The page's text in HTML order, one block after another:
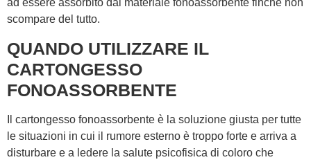
ad essere assorbito dal materiale fonoassorbente finché non
scompare del tutto.
QUANDO UTILIZZARE IL
CARTONGESSO
FONOASSORBENTE
Il cartongesso fonoassorbente è la soluzione giusta per tutte
le situazioni in cui il rumore esterno è troppo forte e arriva a
disturbare e a ledere la salute psicofisica di coloro che